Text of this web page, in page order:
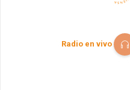
Radio en vivo